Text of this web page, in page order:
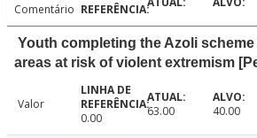
Comentário
Youth completing the Azoli
areas at risk of violent extremism
Valor
0.00
63.00 40.00